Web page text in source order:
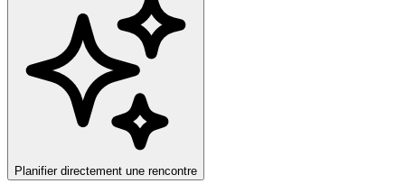
Planifier directement une rencontre